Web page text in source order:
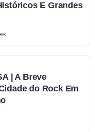
E Grandes
| A Breve
do Rock Em